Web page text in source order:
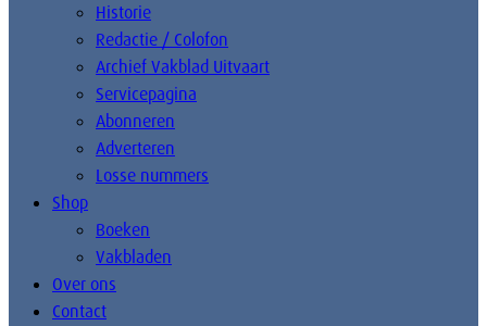
Historie
Redactie / Colofon
Archief Vakblad Uitvaart
Servicepagina
Abonneren
Adverteren
Losse nummers
Shop
Boeken
Vakbladen
Over ons
Contact